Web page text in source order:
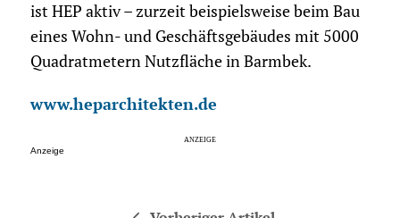
ist HEP aktiv – zurzeit beispielsweise beim Bau
eines Wohn- und Geschäftsgebäudes mit 5000
Quadratmetern Nutzfläche in Barmbek.
www.heparchitekten.de
Anzeige